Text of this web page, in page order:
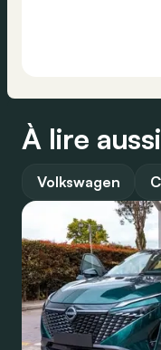
À lire aussi
Volkswagen